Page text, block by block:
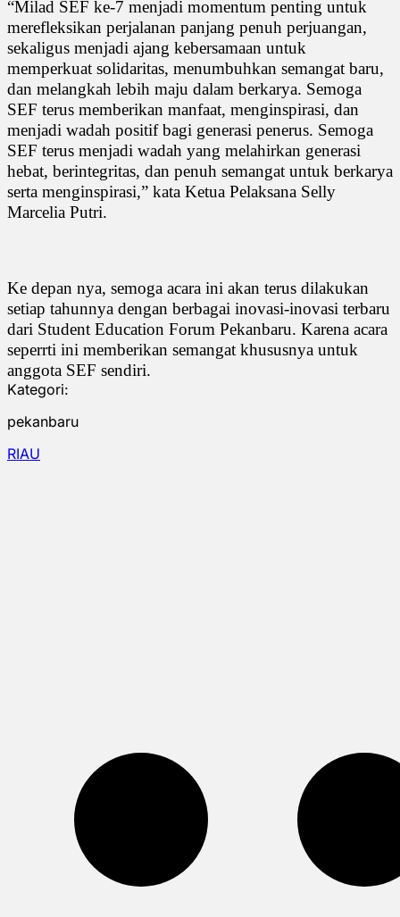
“Milad SEF ke-7 menjadi momentum penting untuk
merefleksikan perjalanan panjang penuh perjuangan,
sekaligus menjadi ajang kebersamaan untuk
memperkuat solidaritas, menumbuhkan semangat baru,
dan melangkah lebih maju dalam berkarya. Semoga
SEF terus memberikan manfaat, menginspirasi, dan
menjadi wadah positif bagi generasi penerus. Semoga
SEF terus menjadi wadah yang melahirkan generasi
hebat, berintegritas, dan penuh semangat untuk berkarya
serta menginspirasi,” kata Ketua Pelaksana Selly
Marcelia Putri.
Ke depan nya, semoga acara ini akan terus dilakukan
setiap tahunnya dengan berbagai inovasi-inovasi terbaru
dari Student Education Forum Pekanbaru. Karena acara
seperrti ini memberikan semangat khususnya untuk
anggota SEF sendiri.
Kategori:
pekanbaru
RIAU